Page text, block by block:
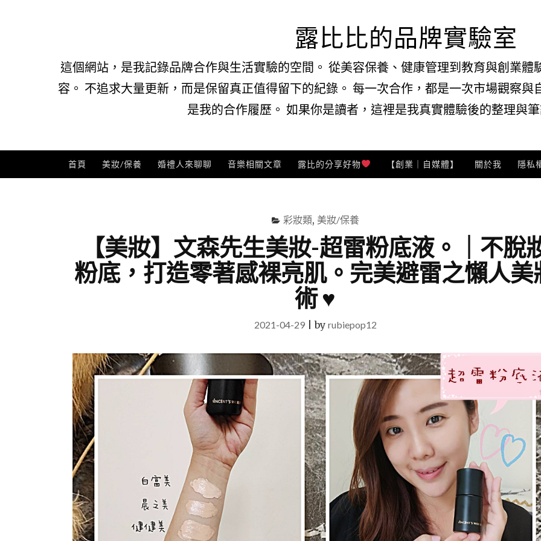
露比比的品牌實驗室
這個網站，是我記錄品牌合作與生活實驗的空間。 從美容保養、健康管理到教育與創業
容。 不追求大量更新，而是保留真正值得留下的紀錄。 每一次合作，都是一次市場觀察
是我的合作履歷。 如果你是讀者，這裡是我真實體驗後的整理與
首頁 美妝/保養 婚禮人來聊聊 音樂相關文章 露比的分享好物 【創業｜自媒體】 關於我 隱私
彩妝類, 美妝/保養
【美妝】文森先生美妝-超雷粉底液。｜不脫
粉底，打造零著感裸亮肌。完美避雷之懶人美
術 ♥
2021-04-29|by rubiepop12